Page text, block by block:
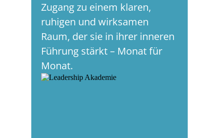
Zugang zu einem klaren,
ruhigen und wirksamen
Raum, der sie in ihrer inneren
Führung stärkt – Monat für
Monat.